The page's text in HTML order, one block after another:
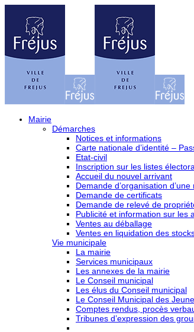
Mairie
Démarches
Notices et informations
Carte nationale d’identité –
Etat-civil
Inscription sur les listes
Accueil du nouvel arrivant
Demande d’organisation
Demande de certificats
Demande de relevé de
Publicité et information sur les
Ventes au déballage
Ventes en liquidation des
Vie municipale
La mairie
Services municipaux
Les annexes de la mairie
Le Conseil municipal
Les élus du Conseil municipal
Le Conseil Municipal des
Comptes rendus, procès
Tribunes d’expression des